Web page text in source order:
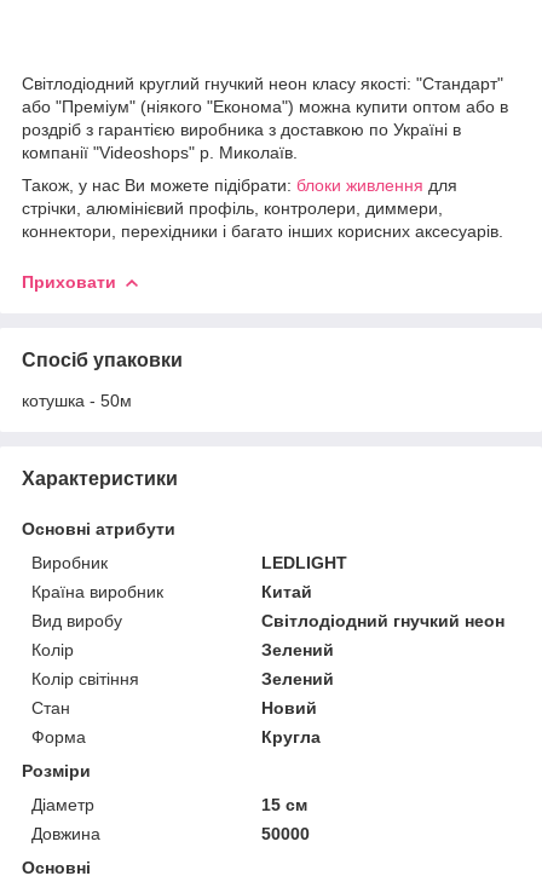
Світлодіодний круглий гнучкий неон класу якості: "Стандарт"
або "Преміум" (ніякого "Економа") можна купити оптом або в
роздріб з гарантією виробника з доставкою по Україні в
компанії "Videoshops" р. Миколаїв.
Також, у нас Ви можете підібрати: блоки живлення для
стрічки, алюмінієвий профіль, контролери, диммери,
коннектори, перехідники і багато інших корисних аксесуарів.
Приховати
Спосіб упаковки
котушка - 50м
Характеристики
Основні атрибути
Виробник
LEDLIGHT
Країна виробник
Китай
Вид виробу
Світлодіодний гнучкий неон
Колір
Зелений
Колір світіння
Зелений
Стан
Новий
Форма
Кругла
Розміри
Діаметр
15 см
Довжина
50000
Основні